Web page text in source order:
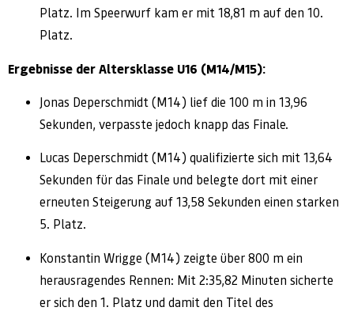
Platz. Im Speerwurf kam er mit 18,81 m auf den 10.
Platz.
Ergebnisse der Altersklasse U16 (M14/M15):
Jonas Deperschmidt (M14) lief die 100 m in 13,96
Sekunden, verpasste jedoch knapp das Finale.
Lucas Deperschmidt (M14) qualifizierte sich mit 13,64
Sekunden für das Finale und belegte dort mit einer
erneuten Steigerung auf 13,58 Sekunden einen starken
5. Platz.
Konstantin Wrigge (M14) zeigte über 800 m ein
herausragendes Rennen: Mit 2:35,82 Minuten sicherte
er sich den 1. Platz und damit den Titel des